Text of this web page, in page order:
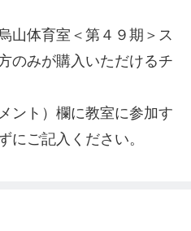
山体育室＜第４９期＞ス
のみが購入いただけるチ
ント）欄に教室に参加す
にご記入ください。